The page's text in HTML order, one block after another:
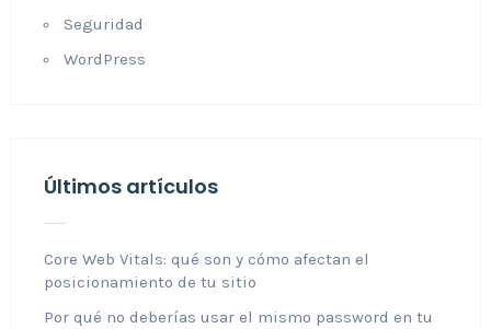
Seguridad
WordPress
Últimos artículos
Core Web Vitals: qué son y cómo afectan el
posicionamiento de tu sitio
Por qué no deberías usar el mismo password en tu